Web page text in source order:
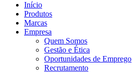
Início
Produtos
Marcas
Empresa
Quem Somos
Gestão e Ética
Oportunidades de Emprego
Recrutamento